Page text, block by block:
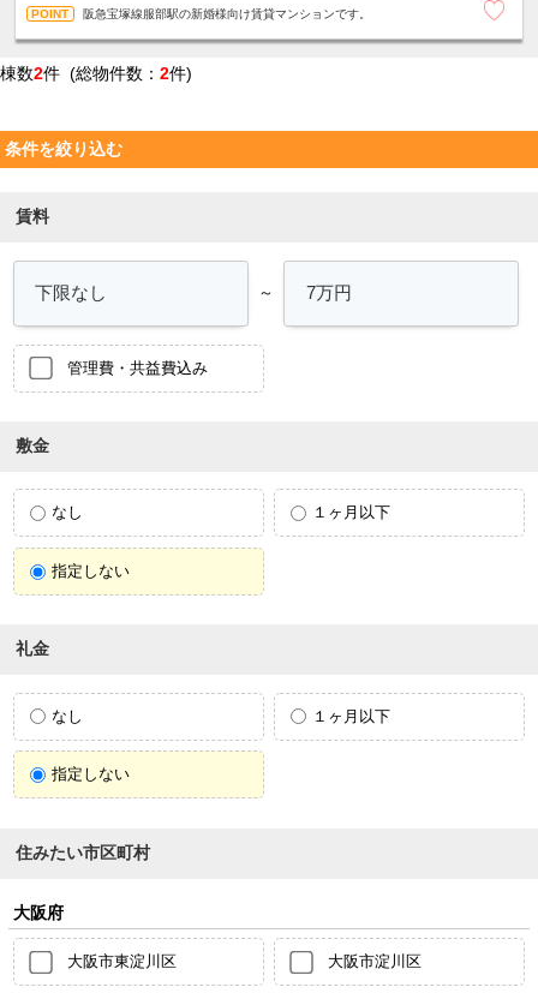
阪急宝塚線服部駅の新婚様向け賃貸マンションです。
棟数2件 (総物件数： 2件)
条件を絞り込む
賃料
～
管理費・共益費込み
敷金
なし １ヶ月以下
指定しない
礼金
なし １ヶ月以下
指定しない
住みたい市区町村
大阪府
大阪市東淀川区 大阪市淀川区